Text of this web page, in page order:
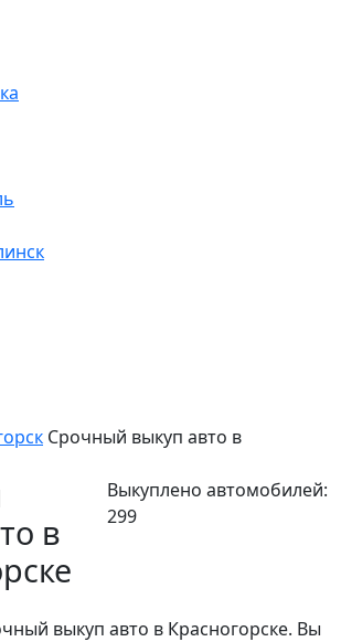
Срочный выкуп авто в
в
Выкуплено автомобилей:
299
выкуп авто в Красногорске. Вы